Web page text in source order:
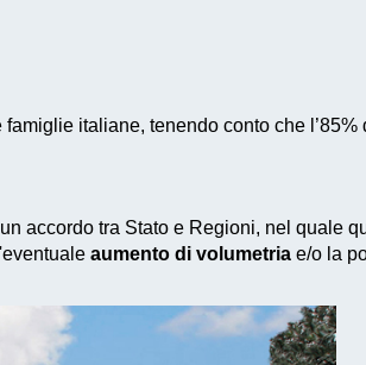
italiane, tenendo conto che l’85%
accordo tra Stato e Regioni, nel quale
aumento di volumetria e/o la